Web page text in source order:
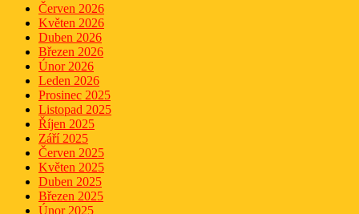
Červen 2026
Květen 2026
Duben 2026
Březen 2026
Únor 2026
Leden 2026
Prosinec 2025
Listopad 2025
Říjen 2025
Září 2025
Červen 2025
Květen 2025
Duben 2025
Březen 2025
Únor 2025